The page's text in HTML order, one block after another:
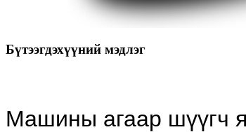
Бүтээгдэхүүний мэдлэг
Машины агаар шүүгч